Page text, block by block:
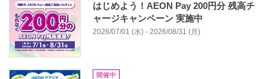
はじめよう！AEON Pay 200円分 残高チ
ャージキャンペーン 実施中
2026/07/01 (水) - 2026/08/31 (月)
開催中